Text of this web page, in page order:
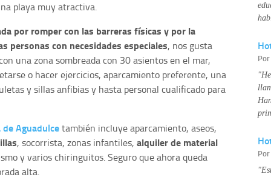
playa muy atractiva.
por romper con las barreras físicas y por la
personas con necesidades especiales, nos gusta
una zona sombreada con 30 asientos en el mar,
o hacer ejercicios, aparcamiento preferente, una
y sillas anfibias y hasta personal cualificado para
de Aguadulcetambién incluye aparcamiento, aseos,
, socorrista, zonas infantiles, alquiler de material
y varios chiringuitos. Seguro que ahora queda
alta.
Por
Por